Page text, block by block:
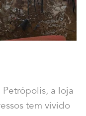
a loja
tem vivido